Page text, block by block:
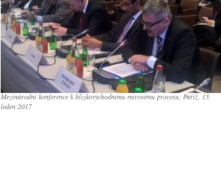
Mezinárodní konference k blízkovýchodnímu mírovému procesu, Paříž, 15.
leden 2017